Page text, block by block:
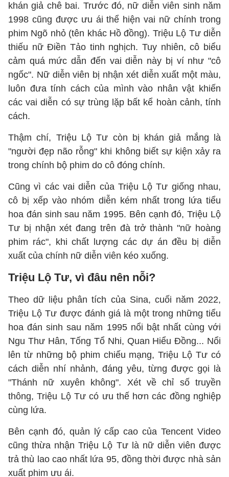
khán giả chê bai. Trước đó, nữ diễn viên sinh năm
1998 cũng được ưu ái thể hiện vai nữ chính trong
phim Ngõ nhỏ (tên khác Hồ đồng). Triệu Lộ Tư diễn
thiếu nữ Điền Tảo tinh nghịch. Tuy nhiên, cô biểu
cảm quá mức dẫn đến vai diễn này bị ví như "cô
ngốc". Nữ diễn viên bị nhận xét diễn xuất một màu,
luôn đưa tính cách của mình vào nhân vật khiến
các vai diễn có sự trùng lặp bất kể hoàn cảnh, tính
cách.
Thậm chí, Triệu Lộ Tư còn bị khán giả mắng là
"người đẹp não rỗng" khi không biết sự kiện xảy ra
trong chính bộ phim do cô đóng chính.
Cũng vì các vai diễn của Triệu Lộ Tư giống nhau,
cô bị xếp vào nhóm diễn kém nhất trong lứa tiểu
hoa đán sinh sau năm 1995. Bên cạnh đó, Triệu Lộ
Tư bị nhận xét đang trên đà trở thành "nữ hoàng
phim rác", khi chất lượng các dự án đều bị diễn
xuất của chính nữ diễn viên kéo xuống.
Triệu Lộ Tư, vì đâu nên nỗi?
Theo dữ liệu phân tích của Sina, cuối năm 2022,
Triệu Lộ Tư được đánh giá là một trong những tiểu
hoa đán sinh sau năm 1995 nổi bật nhất cùng với
Ngu Thư Hân, Tống Tổ Nhi, Quan Hiểu Đồng... Nổi
lên từ những bộ phim chiếu mạng, Triệu Lộ Tư có
cách diễn nhí nhảnh, đáng yêu, từng được gọi là
"Thánh nữ xuyên không". Xét về chỉ số truyền
thông, Triệu Lộ Tư có ưu thế hơn các đồng nghiệp
cùng lứa.
Bên cạnh đó, quản lý cấp cao của Tencent Video
cũng thừa nhận Triệu Lộ Tư là nữ diễn viên được
trả thù lao cao nhất lứa 95, đồng thời được nhà sản
xuất phim ưu ái.